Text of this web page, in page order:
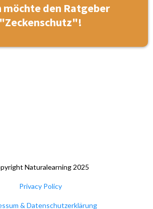
möchte den Ratgeber
"Zeckenschutz"!
Naturalearning 2025
Privacy Policy
& Datenschutzerklärung